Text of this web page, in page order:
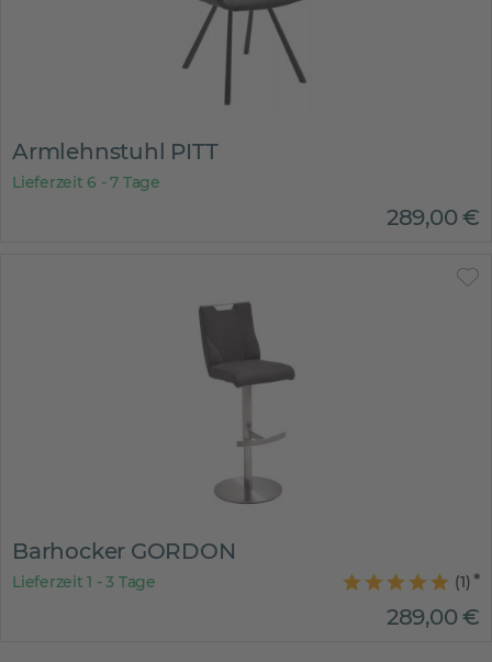
Armlehnstuhl PITT
Lieferzeit 6 - 7 Tage
289,00€
Barhocker GORDON
Lieferzeit 1 - 3 Tage (1)
289,00€